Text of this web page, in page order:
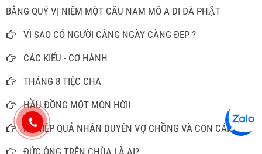
BẰNG QUÝ VỊ NIỆM MỘT CÂU NAM MÔ A DI ĐÀ PHẬT
VÌ SAO CÓ NGƯỜI CÀNG NGÀY CÀNG ĐẸP ?
CÁC KIỂU - CƠ HÀNH
THÁNG 8 TIỆC CHA
HẦU ĐỒNG MỘT MÓN HỜII
NGHIỆP QUẢ NHÂN DUYÊN VỢ CHỒNG VÀ CON CÁI
ĐỨC ÔNG TRÊN CHÙA LÀ AI?